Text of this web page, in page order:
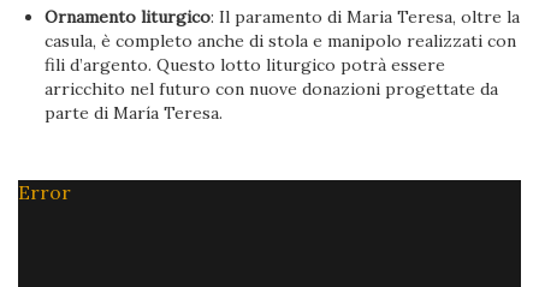
Ornamento liturgico: Il paramento di Maria Teresa, oltre la
casula, è completo anche di stola e manipolo realizzati con
fili d’argento. Questo lotto liturgico potrà essere
arricchito nel futuro con nuove donazioni progettate da
parte di María Teresa.
Error